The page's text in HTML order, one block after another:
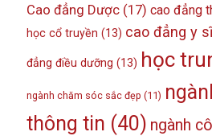
Cao đẳng Dược(17) cao đẳng
học cổ truyền (13) cao đẳng y
đẳng điều dưỡng (13) học
ngành chăm sóc sắc đẹp (11)
thông tin (40) ngành